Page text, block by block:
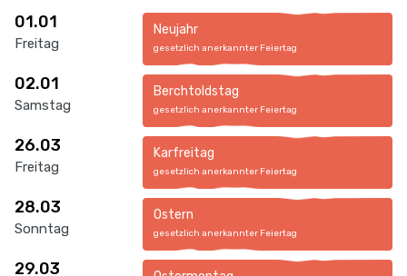
01.01
Freitag
Neujahr
gesetzlich anerkannter Feiertag
02.01
Samstag
Berchtoldstag
gesetzlich anerkannter Feiertag
26.03
Freitag
Karfreitag
gesetzlich anerkannter Feiertag
28.03
Sonntag
Ostern
gesetzlich anerkannter Feiertag
29.03